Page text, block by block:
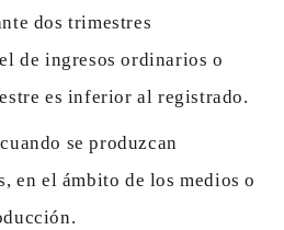
dos trimestres
de ingresos ordinarios o
es inferior al registrado.
cuando se produzcan
en el ámbito de los medios o